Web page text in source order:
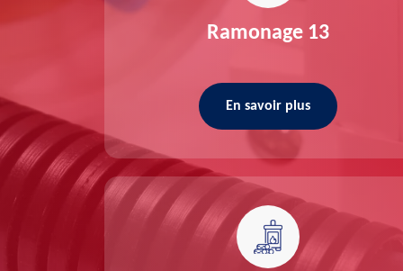
13 Ramonage 13
En savoir plus